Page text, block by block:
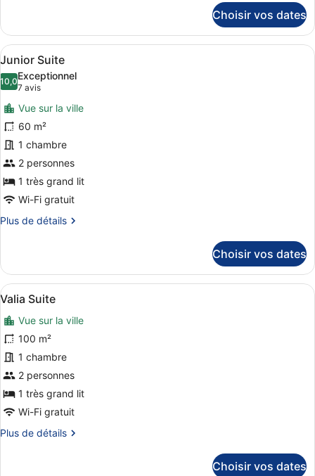
le
type
de
chambre
Premier
King
Bed
Choisir vos dates
Afficher
toutes
les
photos
pour
ce
type
de
chambre :
Junior
Suite
Une chambre d’hôtel avec un
7
Junior Suite
10,010,0 sur 10
Exceptionnel
7 avis
(7 avis)
Vue sur la ville
60 m²
1 chambre
2 personnes
1 très grand lit
Wi-Fi gratuit
Plus de détails
Plus
le
type
de
Junior
Suite
Choisir vos dates
Afficher
toutes
les
photos
pour
ce
type
de
chambre :
Valia
Un espace spa moderne doté
10
Valia Suite
Vue sur la ville
100 m²
1 chambre
2 personnes
1 très grand lit
Wi-Fi gratuit
Plus de détails
Plus
Choisir vos dates